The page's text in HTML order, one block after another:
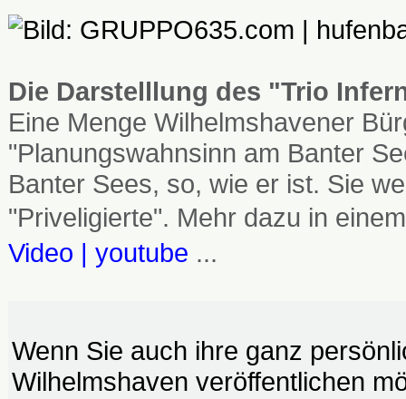
Die Darstelllung des "Trio
Eine Menge Wilhelmshavener
"Planungswahnsinn am Banter
Banter Sees, so, wie er ist. Sie
"Priveligierte". Mehr dazu in
Video | youtube ...
Wenn Sie auch ihre ganz
Wilhelmshaven veröffentlichen